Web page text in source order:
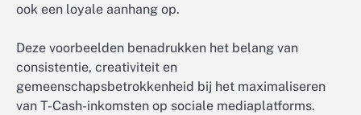
ook een loyale aanhang op.
Deze voorbeelden benadrukken het belang van
consistentie, creativiteit en
gemeenschapsbetrokkenheid bij het maximaliseren
van T-Cash-inkomsten op sociale mediaplatforms.